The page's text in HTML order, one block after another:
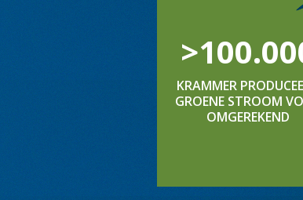
KRAMMER
GROENE STROOM
OMGEREKEND